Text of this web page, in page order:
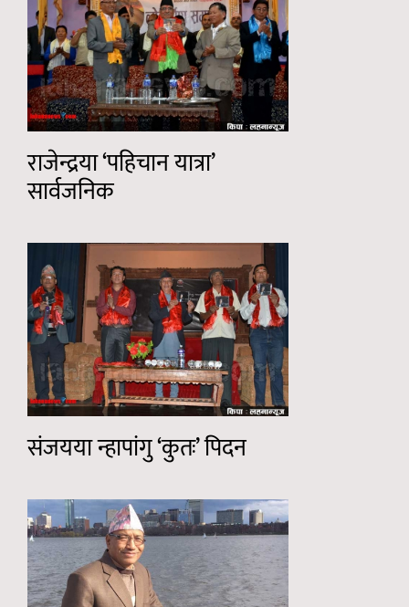
राजेन्द्रया ‘पहिचान यात्रा’
सार्वजनिक
संजयया न्हापांगु ‘कुतः’ पिदन